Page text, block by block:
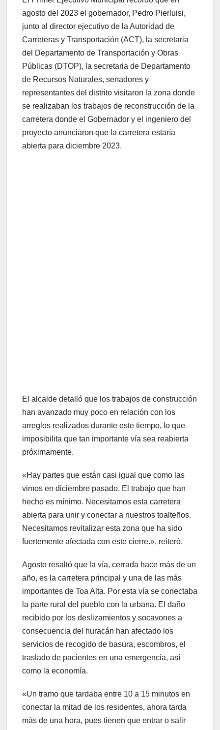
agosto del 2023 el gobernador, Pedro Pierluisi,
junto al director ejecutivo de la Autoridad de
Carreteras y Transportación (ACT), la secretaria
del Departamento de Transportación y Obras
Públicas (DTOP), la secretaria de Departamento
de Recursos Naturales, senadores y
representantes del distrito visitaron la zona donde
se realizaban los trabajos de reconstrucción de la
carretera donde el Gobernador y el ingeniero del
proyecto anunciaron que la carretera estaría
abierta para diciembre 2023.
El alcalde detalló que los trabajos de construcción
han avanzado muy poco en relación con los
arreglos realizados durante este tiempo, lo que
imposibilita que tan importante vía sea reabierta
próximamente.
«Hay partes que están casi igual que como las
vimos en diciembre pasado. El trabajo que han
hecho es mínimo. Necesitamos esta carretera
abierta para unir y conectar a nuestros toalteños.
Necesitamos revitalizar esta zona que ha sido
fuertemente afectada con este cierre.», reiteró.
Agosto resaltó que la vía, cerrada hace más de un
año, es la carretera principal y una de las más
importantes de Toa Alta. Por esta vía se conectaba
la parte rural del pueblo con la urbana. El daño
recibido por los deslizamientos y socavones a
consecuencia del huracán han afectado los
servicios de recogido de basura, escombros, el
traslado de pacientes en una emergencia, así
como la economía.
«Un tramo que tardaba entre 10 a 15 minutos en
conectar la mitad de los residentes, ahora tarda
más de una hora, pues tienen que entrar o salir